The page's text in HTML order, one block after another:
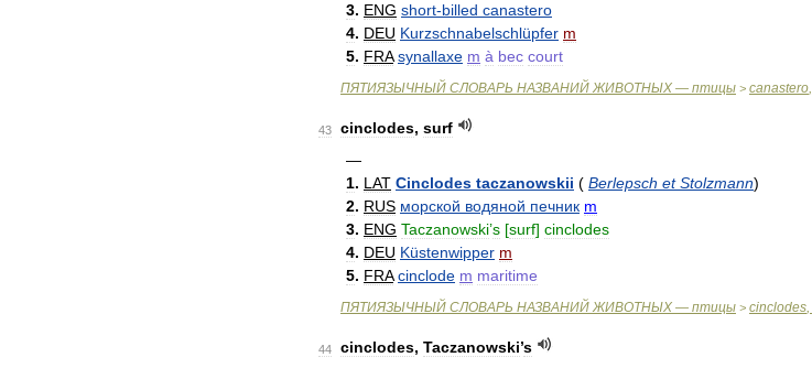
3. ENG short-billed canastero
4. DEU Kurzschnabelschlüpfer m
5. FRA synallaxe m à bec court
ПЯТИЯЗЫЧНЫЙ СЛОВАРЬ НАЗВАНИЙ ЖИВОТНЫХ — птицы > canastero,
43 cinclodes, surf
—
1. LAT Cinclodes taczanowskii ( Berlepsch et Stolzmann)
2. RUS морской водяной печник m
3. ENG Taczanowski’s [surf] cinclodes
4. DEU Küstenwipper m
5. FRA cinclode m maritime
ПЯТИЯЗЫЧНЫЙ СЛОВАРЬ НАЗВАНИЙ ЖИВОТНЫХ — птицы > cinclodes,
44 cinclodes, Taczanowski’s